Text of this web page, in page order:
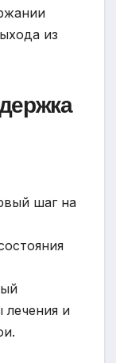
из
шаг на
лечения и